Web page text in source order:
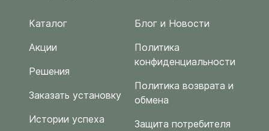
Каталог
Акции
Решения
Заказать установку
Истории успеха
Блог и Новости
Политика
конфиденциальности
Политика возврата и
обмена
Защита потребителя